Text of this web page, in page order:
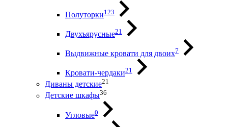
Полуторки123
Двухъярусные21
Выдвижные кровати для двоих7
Кровати-чердаки21
Диваны детские21
Детские шкафы36
Угловые0